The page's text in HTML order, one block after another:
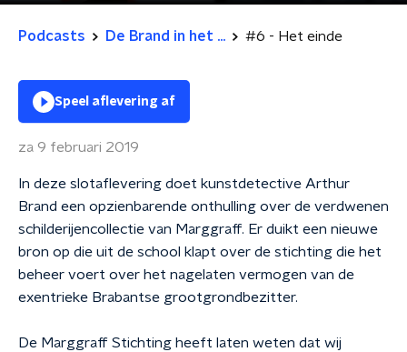
Podcasts De Brand in het ... #6 - Het einde
Speel aflevering af
za 9 februari 2019
In deze slotaflevering doet kunstdetective Arthur
Brand een opzienbarende onthulling over de verdwenen
schilderijencollectie van Marggraff. Er duikt een nieuwe
bron op die uit de school klapt over de stichting die het
beheer voert over het nagelaten vermogen van de
exentrieke Brabantse grootgrondbezitter.
De Marggraff Stichting heeft laten weten dat wij